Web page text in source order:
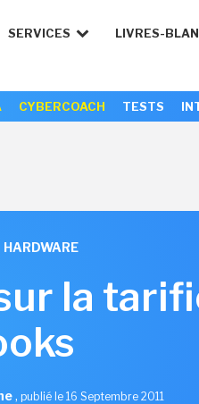
SERVICES LIVRES-
CYBERCOACH TESTS
HARDWARE
la
, publié le 16 Septembre 2011